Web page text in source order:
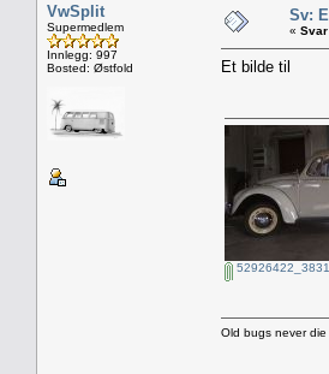
VwSplit
Supermedlem
Innlegg: 997
Bosted: Østfold
Sv:
«
Et bilde til
Old bugs never die